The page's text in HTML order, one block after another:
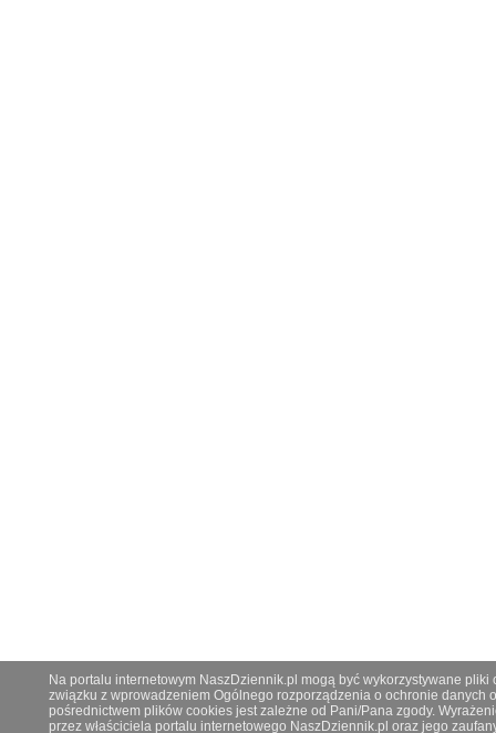
Na portalu internetowym NaszDziennik.pl mogą być wykorzystywane
związku z wprowadzeniem Ogólnego rozporządzenia o ochronie danych
pośrednictwem plików cookies jest zależne od Pani/Pana zgody.
przez właściciela portalu internetowego NaszDziennik.pl oraz jego